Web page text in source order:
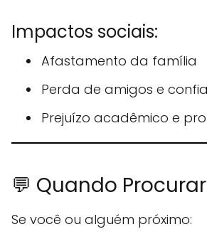
Impactos sociais:
Afastamento da família
Perda de amigos e
Prejuízo acadêmico e
💬 Quando
Se você ou alguém próximo: